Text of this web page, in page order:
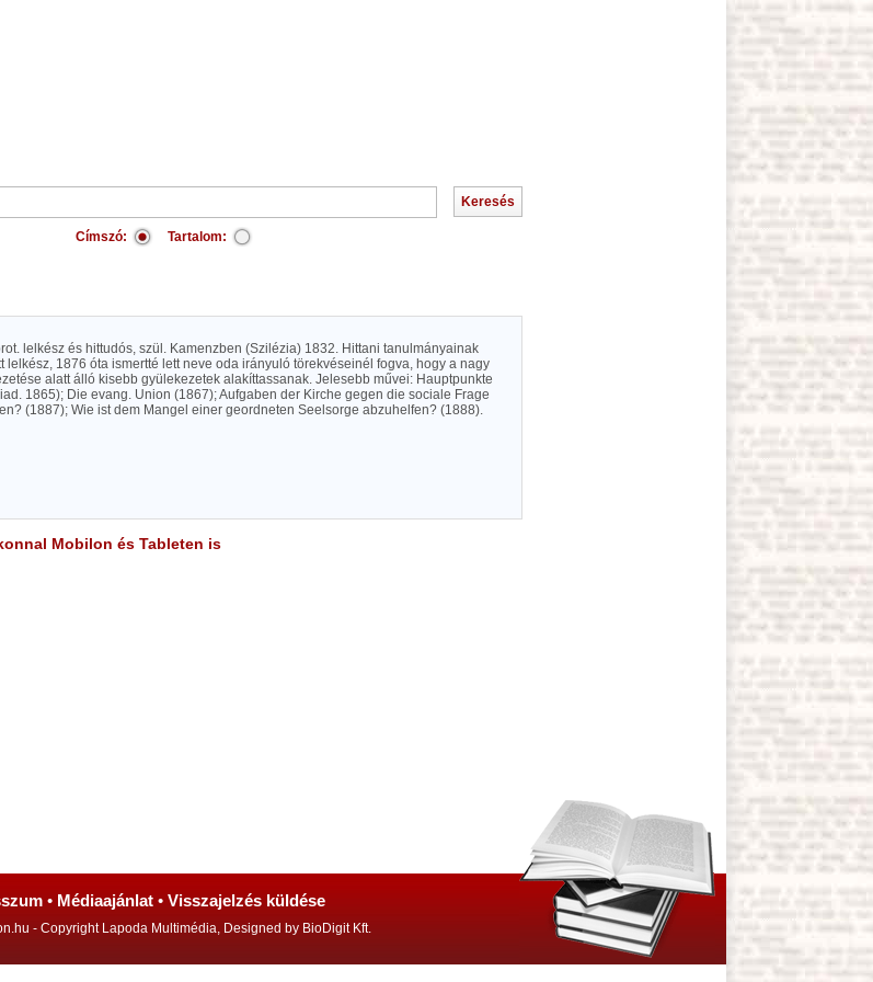
Címszó: Tartalom:
lelkész és hittudós, szül. Kamenzben (Szilézia) 1832. Hittani tanulmányainak
lelkész, 1876 óta ismertté lett neve oda irányuló törekvéseinél fogva, hogy a nagy
alatt álló kisebb gyülekezetek alakíttassanak. Jelesebb művei: Hauptpunkte
1865); Die evang. Union (1867); Aufgaben der Kirche gegen die sociale Frage
(1887); Wie ist dem Mangel einer geordneten Seelsorge abzuhelfen? (1888).
Mobilon és Tableten is
• Médiaajánlat • Visszajelzés küldése
- Copyright Lapoda Multimédia, Designed by BioDigit Kft.